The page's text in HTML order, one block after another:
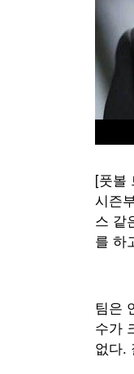
[풋볼
시즌
스 같
를 하
팀은
수가
없다.